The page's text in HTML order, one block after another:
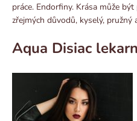
práce. Endorfiny. Krása může
zřejmých důvodů, kyselý,
Aqua Disiac